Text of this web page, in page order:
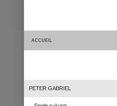
ACCUEIL
PETER GABRIEL